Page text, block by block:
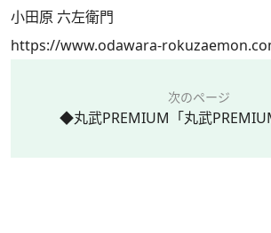
小田原 六左衛門
https://www.odawara-
次のページ
◆丸武PREMIUM「丸武